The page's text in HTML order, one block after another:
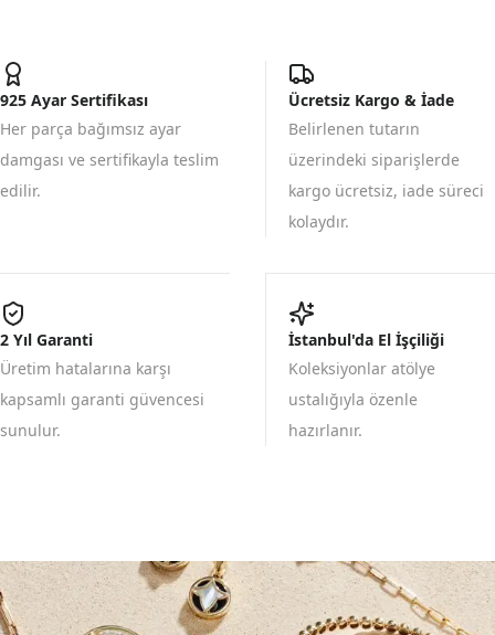
925 Ayar Sertifikası
Her parça bağımsız ayar
damgası ve sertifikayla teslim
edilir.
Ücretsiz Kargo & İade
Belirlenen tutarın
üzerindeki siparişlerde
kargo ücretsiz, iade süreci
kolaydır.
2 Yıl Garanti
Üretim hatalarına karşı
kapsamlı garanti güvencesi
sunulur.
İstanbul'da El İşçiliği
Koleksiyonlar atölye
ustalığıyla özenle
hazırlanır.